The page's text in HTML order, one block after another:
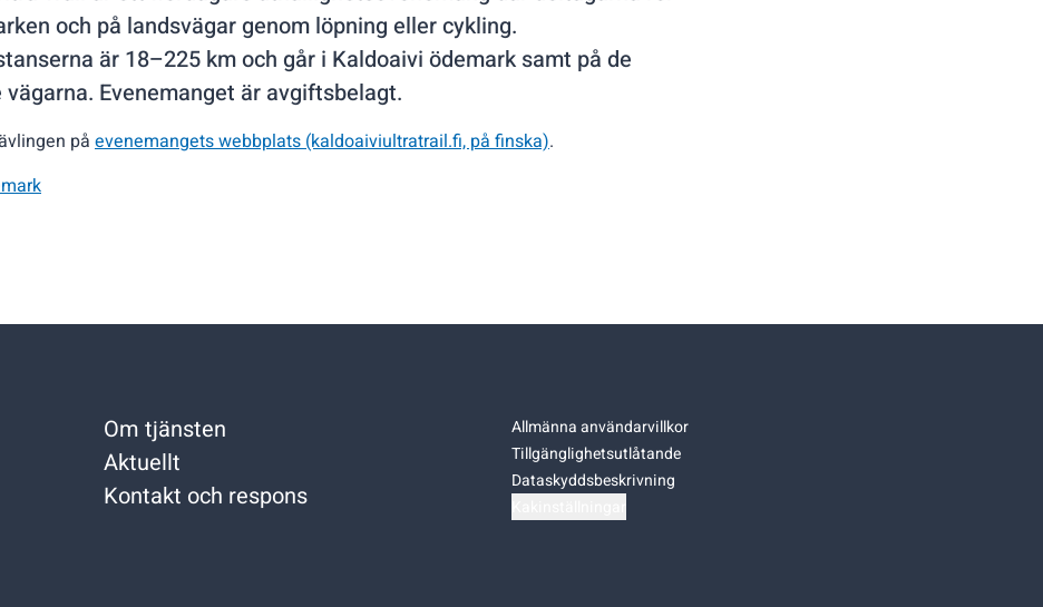
och på landsvägar genom löpning eller cykling.
är 18–225 km och går i Kaldoaivi ödemark samt på de
Evenemanget är avgiftsbelagt.
på evenemangets webbplats (kaldoaiviultratrail.fi, på finska).
Om tjänsten
Aktuellt
Kontakt och respons
Allmänna användarvillkor
Tillgänglighetsutlåtande
Dataskyddsbeskrivning